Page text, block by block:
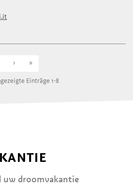
› »
Einträge 1-8
uw droomvakantie